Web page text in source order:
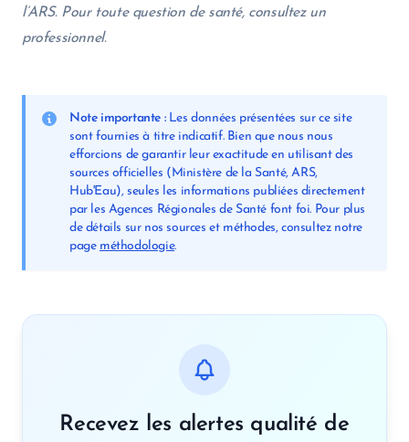
l’ARS. Pour toute question de santé, consultez un
professionnel.
Note importante :Les données présentées sur ce site
sont fournies à titre indicatif. Bien que nous nous
efforcions de garantir leur exactitude en utilisant des
sources officielles (Ministère de la Santé, ARS,
Hub'Eau), seules les informations publiées directement
par les Agences Régionales de Santé font foi. Pour plus
de détails sur nos sources et méthodes, consultez notre
page méthodologie.
Recevez les alertes qualité de